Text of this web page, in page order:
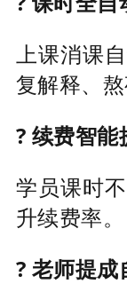
上课消课
复解释、熬
? 续费智
学员课时
升续费率。
? 老师提